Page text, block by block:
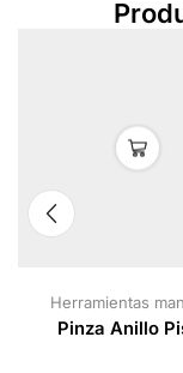
Herramientas
Pinza Anillo